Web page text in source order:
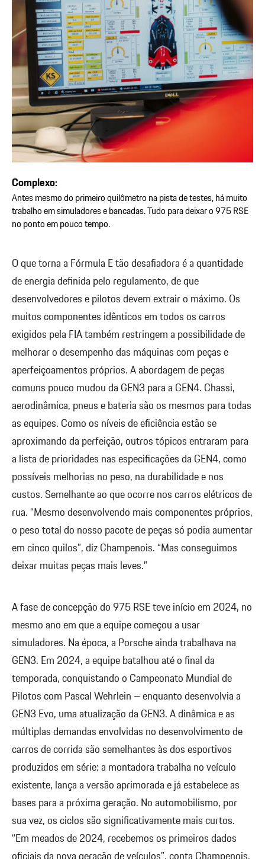
Complexo:
Antes mesmo do primeiro quilômetro na pista de testes, há muito
trabalho em simuladores e bancadas. Tudo para deixar o 975 RSE
no ponto em pouco tempo.
O que torna a Fórmula E tão desafiadora é a quantidade
de energia definida pelo regulamento, de que
desenvolvedores e pilotos devem extrair o máximo. Os
muitos componentes idênticos em todos os carros
exigidos pela FIA também restringem a possibilidade de
melhorar o desempenho das máquinas com peças e
aperfeiçoamentos próprios. A abordagem de peças
comuns pouco mudou da GEN3 para a GEN4. Chassi,
aerodinâmica, pneus e bateria são os mesmos para todas
as equipes. Como os níveis de eficiência estão se
aproximando da perfeição, outros tópicos entraram para
a lista de prioridades nas especificações da GEN4, como
possíveis melhorias no peso, na durabilidade e nos
custos. Semelhante ao que ocorre nos carros elétricos de
rua. “Mesmo desenvolvendo mais componentes próprios,
o peso total do nosso pacote de peças só podia aumentar
em cinco quilos”, diz Champenois. “Mas conseguimos
deixar muitas peças mais leves.”
A fase de concepção do 975 RSE teve início em 2024, no
mesmo ano em que a equipe começou a usar
simuladores. Na época, a Porsche ainda trabalhava na
GEN3. Em 2024, a equipe batalhou até o final da
temporada, conquistando o Campeonato Mundial de
Pilotos com Pascal Wehrlein – enquanto desenvolvia a
GEN3 Evo, uma atualização da GEN3. A dinâmica e as
múltiplas demandas envolvidas no desenvolvimento de
carros de corrida são semelhantes às dos esportivos
produzidos em série: a montadora trabalha no veículo
existente, lança a versão aprimorada e já estabelece as
bases para a próxima geração. No automobilismo, por
sua vez, os ciclos são significativamente mais curtos.
“Em meados de 2024, recebemos os primeiros dados